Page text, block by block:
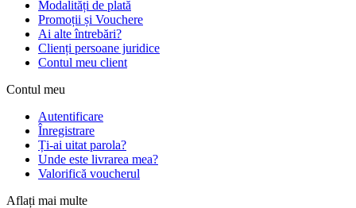
Modalități de plată
Promoții și Vouchere
Ai alte întrebări?
Clienți persoane juridice
Contul meu client
Contul meu
Autentificare
Înregistrare
Ți-ai uitat parola?
Unde este livrarea mea?
Valorifică voucherul
Aflați mai multe